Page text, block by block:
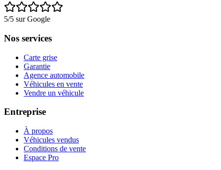
5/5 sur Google
Nos services
Carte grise
Garantie
Agence automobile
Véhicules en vente
Vendre un véhicule
Entreprise
À propos
Véhicules vendus
Conditions de vente
Espace Pro